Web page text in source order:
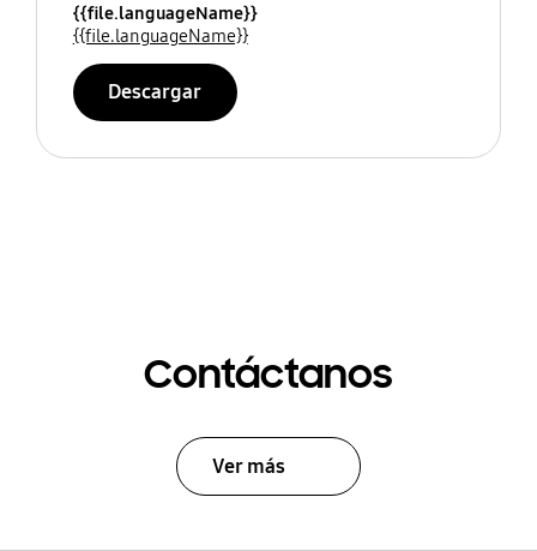
{{file.languageName}}
{{file.languageName}}
Descargar
Contáctanos
Ver más